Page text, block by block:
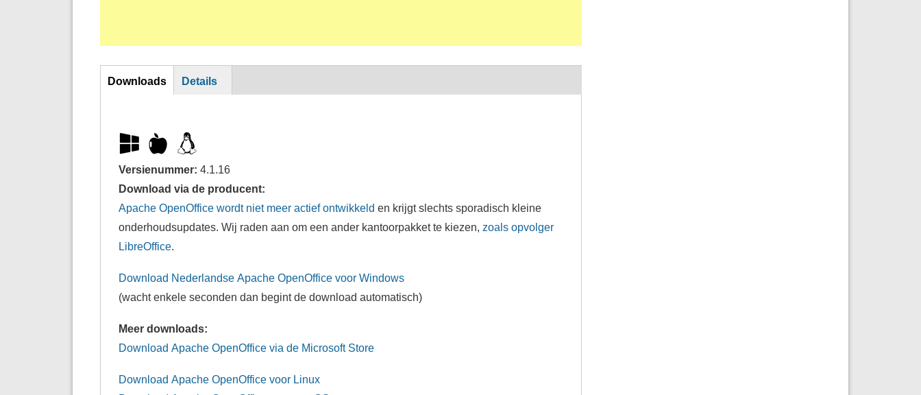
DL
Downloads Details
Versienummer:4.1.16
Download via de producent:
Apache OpenOffice wordt niet meer actief ontwikkeld en krijgt slechts sporadisch kleine
onderhoudsupdates. Wij raden aan om een ander kantoorpakket te kiezen, zoals opvolger
LibreOffice.
Download Nederlandse Apache OpenOffice voor Windows
(wacht enkele seconden dan begint de download automatisch)
Meer downloads:
Download Apache OpenOffice via de Microsoft Store
Download Apache OpenOffice voor Linux